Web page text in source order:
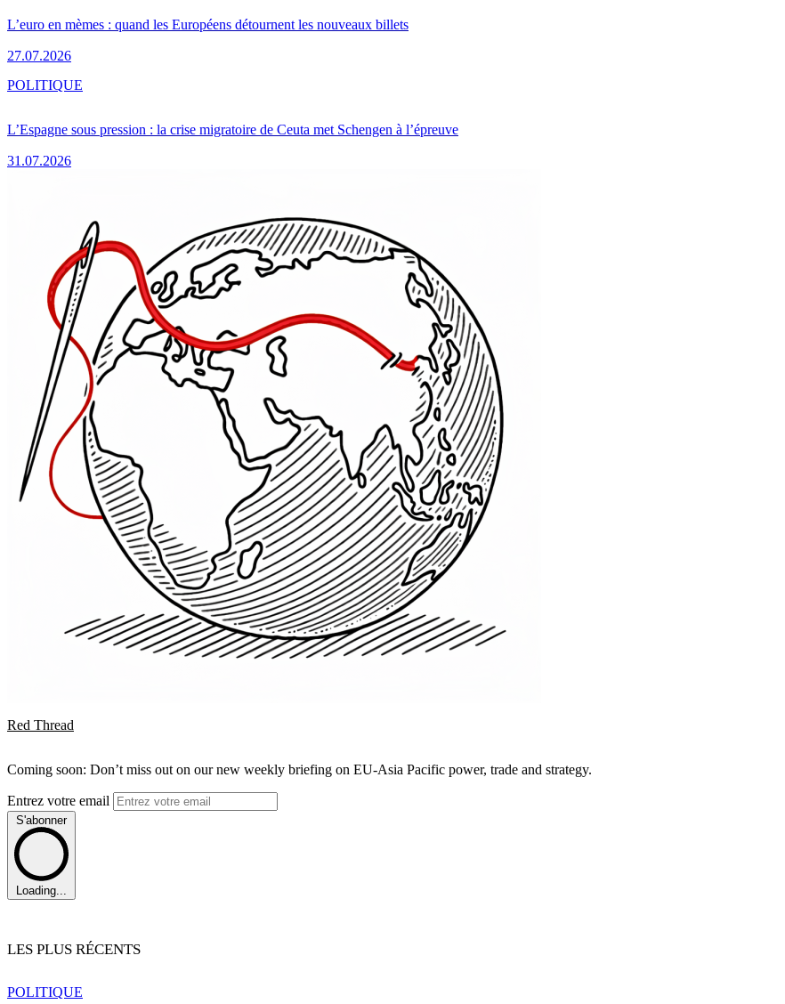
L’euro en mèmes : quand les Européens détournent les nouveaux billets
27.07.2026
L’Espagne sous pression : la crise migratoire de Ceuta met Schengen à l’épreuve
31.07.2026
POLITIQUE
Red Thread
Coming soon: Don’t miss out on our new weekly briefing on EU-Asia Pacific power, trade and strategy.
Entrez votre email
S'abonner
Loading...
LES PLUS RÉCENTS
POLITIQUE